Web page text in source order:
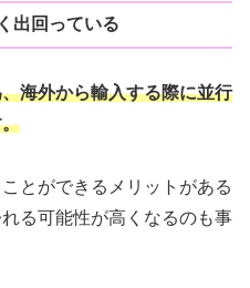
出回っている
海外から輸入する際に並行
とができるメリットがある
る可能性が高くなるのも事